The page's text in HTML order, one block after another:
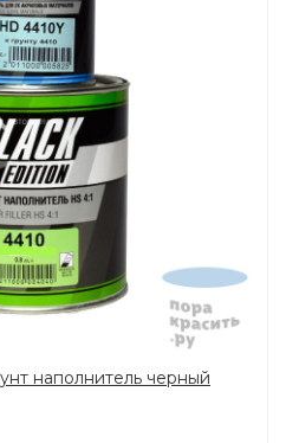
наполнитель черный